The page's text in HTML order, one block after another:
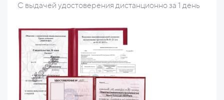
С выдачей удостоверения дистанционно за 1 день